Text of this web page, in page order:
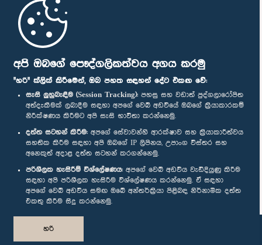
අපි ඔබගේ පෞද්ගලිකත්වය අගය කරමු
"හරි" ක්ලික් කිරීමෙන්, ඔබ පහත සඳහන් දේට එකඟ වේ:
සැසි ලුහුබැඳීම (Session Tracking): පහසු සහ වඩාත් පුද්ගලාරෝපිත
අත්දැකීමක් ලබාදීම සඳහා අපගේ වෙබ් අඩවියේ ඔබගේ ක්‍රියාකාරකම්
නිරීක්ෂණය කිරීමට අපි සැසි භාවිතා කරන්නෙමු.
දත්ත සටහන් කිරීම: අපගේ සේවාවන්හි ආරක්ෂාව සහ ක්‍රියාකාරීත්වය
සහතික කිරීම සඳහා අපි ඔබගේ IP ලිපිනය, උපාංග විස්තර සහ
අනෙකුත් අදාළ දත්ත සටහන් කරගන්නෙමු.
පරිශීලක හැසිරීම් විශ්ලේෂණය: අපගේ වෙබ් අඩවිය වැඩිදියුණු කිරීම
සඳහා අපි පරිශීලක හැසිරීම විශ්ලේෂණය කරන්නෙමු. ඒ සඳහා
අපගේ වෙබ් අඩවිය සමඟ ඔබේ අන්තර්ක්‍රියා පිළිබඳ නිර්නාමික දත්ත
එකතු කිරීම සිදු කරන්නෙමු.
හරි
මුල් පිටුව
පාර්ලිමේන්තු ජංගම යෙදුම
අප හා සම්බන්ධ වී සිටින්න :
සම්මාන
පෞද්ගලිකත්ව ප්‍රතිපත්තිය